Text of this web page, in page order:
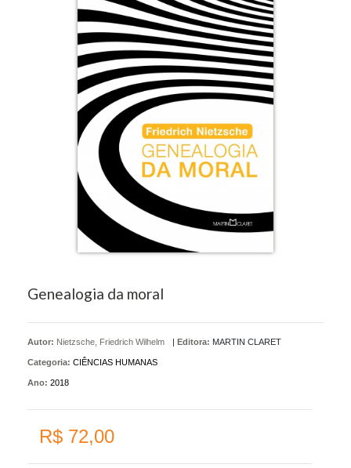
Genealogia da moral
Autor: Nietzsche, Friedrich Wilhelm | Editora: MARTIN CLARET
Categoria: CIÊNCIAS HUMANAS
Ano: 2018
R$ 72,00